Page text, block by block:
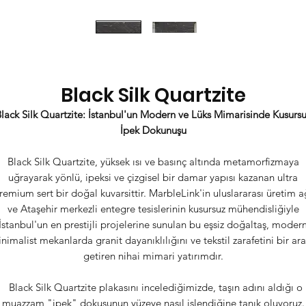
Black Silk Quartzite
Silk Quartzite: İstanbul'un Modern ve Lüks Mimarisinde
İpek Dokunuşu
Black Silk Quartzite, yüksek ısı ve basınç altında metamorfizmaya
uğrayarak yönlü, ipeksi ve çizgisel bir damar yapısı kazanan ultra
sert bir doğal kuvarsittir. MarbleLink'in uluslararası üretim
ve Ataşehir merkezli entegre tesislerinin kusursuz mühendisliğiyle
İstanbul'un en prestijli projelerine sunulan bu eşsiz doğaltaş,
mekanlarda granit dayanıklılığını ve tekstil zarafetini bir
getiren nihai mimari yatırımdır.
Black Silk Quartzite plakasını incelediğimizde, taşın adını aldığı o
muazzam "ipek" dokusunun yüzeye nasıl işlendiğine tanık oluyoruz.